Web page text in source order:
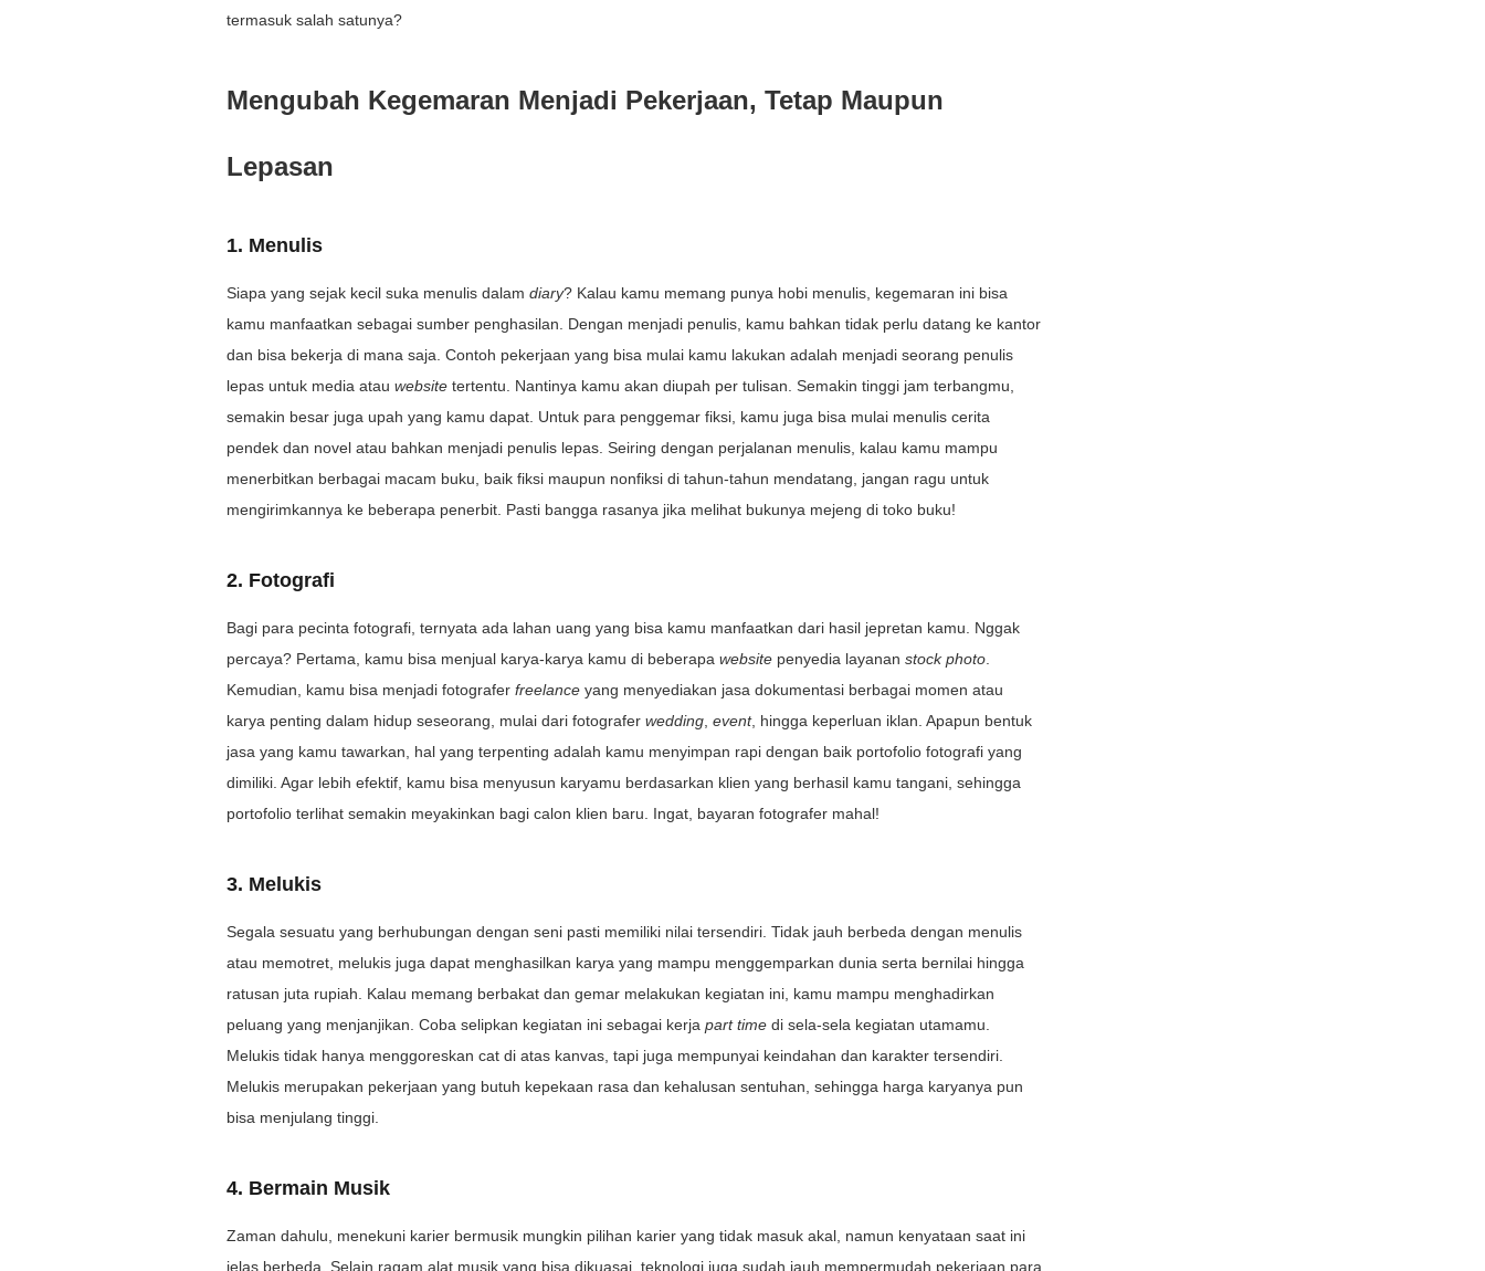
termasuk salah satunya?
Mengubah Kegemaran Menjadi Pekerjaan, Tetap Maupun
Lepasan
1. Menulis
Siapa yang sejak kecil suka menulis dalam diary? Kalau kamu memang punya hobi menulis, kegemaran ini bisa
kamu manfaatkan sebagai sumber penghasilan. Dengan menjadi penulis, kamu bahkan tidak perlu datang ke kantor
dan bisa bekerja di mana saja. Contoh pekerjaan yang bisa mulai kamu lakukan adalah menjadi seorang penulis
lepas untuk media atau website tertentu. Nantinya kamu akan diupah per tulisan. Semakin tinggi jam terbangmu,
semakin besar juga upah yang kamu dapat. Untuk para penggemar fiksi, kamu juga bisa mulai menulis cerita
pendek dan novel atau bahkan menjadi penulis lepas. Seiring dengan perjalanan menulis, kalau kamu mampu
menerbitkan berbagai macam buku, baik fiksi maupun nonfiksi di tahun-tahun mendatang, jangan ragu untuk
mengirimkannya ke beberapa penerbit. Pasti bangga rasanya jika melihat bukunya mejeng di toko buku!
2. Fotografi
Bagi para pecinta fotografi, ternyata ada lahan uang yang bisa kamu manfaatkan dari hasil jepretan kamu. Nggak
percaya? Pertama, kamu bisa menjual karya-karya kamu di beberapa website penyedia layanan stock photo.
Kemudian, kamu bisa menjadi fotografer freelance yang menyediakan jasa dokumentasi berbagai momen atau
karya penting dalam hidup seseorang, mulai dari fotografer wedding, event, hingga keperluan iklan. Apapun bentuk
jasa yang kamu tawarkan, hal yang terpenting adalah kamu menyimpan rapi dengan baik portofolio fotografi yang
dimiliki. Agar lebih efektif, kamu bisa menyusun karyamu berdasarkan klien yang berhasil kamu tangani, sehingga
portofolio terlihat semakin meyakinkan bagi calon klien baru. Ingat, bayaran fotografer mahal!
3. Melukis
Segala sesuatu yang berhubungan dengan seni pasti memiliki nilai tersendiri. Tidak jauh berbeda dengan menulis
atau memotret, melukis juga dapat menghasilkan karya yang mampu menggemparkan dunia serta bernilai hingga
ratusan juta rupiah. Kalau memang berbakat dan gemar melakukan kegiatan ini, kamu mampu menghadirkan
peluang yang menjanjikan. Coba selipkan kegiatan ini sebagai kerja part time di sela-sela kegiatan utamamu.
Melukis tidak hanya menggoreskan cat di atas kanvas, tapi juga mempunyai keindahan dan karakter tersendiri.
Melukis merupakan pekerjaan yang butuh kepekaan rasa dan kehalusan sentuhan, sehingga harga karyanya pun
bisa menjulang tinggi.
4. Bermain Musik
Zaman dahulu, menekuni karier bermusik mungkin pilihan karier yang tidak masuk akal, namun kenyataan saat ini
jelas berbeda. Selain ragam alat musik yang bisa dikuasai, teknologi juga sudah jauh mempermudah pekerjaan para